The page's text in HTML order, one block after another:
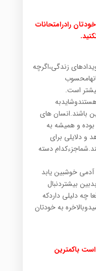
رادرامتحانات
زندگی،اگرچه
است.
باشند.انسان های
و همیشه به
و دلایلی برای
دسته
خوشبین یابد
بیشتردنبال
چه دلیلی داردکه
به خودتان
باکمترین